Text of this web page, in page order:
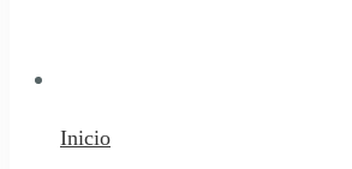
Inicio